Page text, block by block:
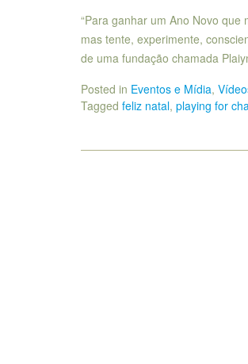
“Para ganhar um Ano Novo
mas tente, experimente,
de uma fundação chamada
Posted in Eventos e Mídia,
Tagged feliz natal, playing for